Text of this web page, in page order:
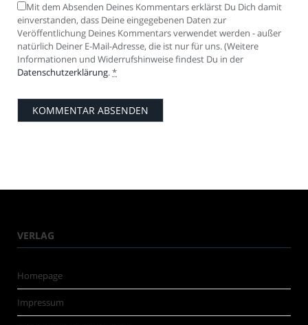
Mit dem Absenden Deines Kommentars erklärst Du Dich damit
einverstanden, dass Deine eingegebenen Daten zur
Veröffentlichung Deines Kommentars verwendet werden - außer
natürlich Deiner E-Mail-Adresse, die ist nur für uns. (Weitere
Informationen und Widerrufshinweise findest Du in der
Datenschutzerklärung.*
VERLAG
Homepage
Impressum